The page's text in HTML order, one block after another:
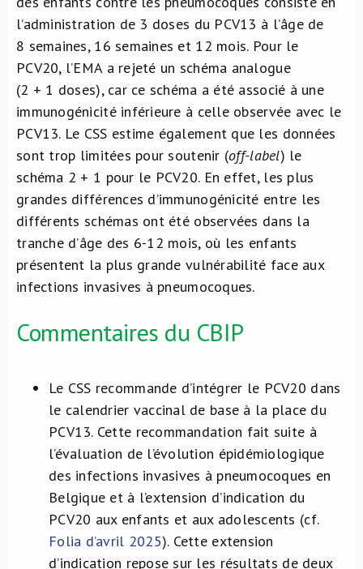
l’administration de 3 doses du PCV13 à l’âge de
8 semaines, 16 semaines et 12 mois. Pour le
PCV20, l’EMA a rejeté un schéma analogue
(2 + 1 doses), car ce schéma a été associé à une
immunogénicité inférieure à celle observée avec le
PCV13. Le CSS estime également que les données
sont trop limitées pour soutenir (off-label) le
schéma 2 + 1 pour le PCV20. En effet, les plus
grandes différences d’immunogénicité entre les
différents schémas ont été observées dans la
tranche d’âge des 6-12 mois, où les enfants
présentent la plus grande vulnérabilité face aux
infections invasives à pneumocoques.
Commentaires du CBIP
Le CSS recommande d’intégrer le PCV20 dans
le calendrier vaccinal de base à la place du
PCV13. Cette recommandation fait suite à
l’évaluation de l’évolution épidémiologique
des infections invasives à pneumocoques en
Belgique et à l’extension d’indication du
PCV20 aux enfants et aux adolescents (cf.
Folia d’avril 2025). Cette extension
d’indication repose sur les résultats de deux